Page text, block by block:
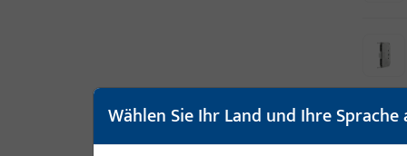
Wählen Sie Ihr Land und Ihre Sprache